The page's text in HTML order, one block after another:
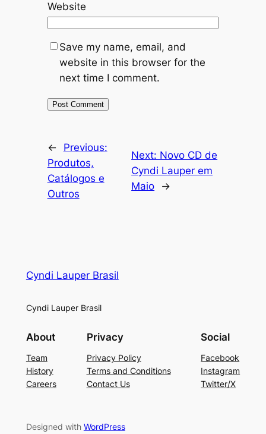
Website
Save my name, email, and
website in this browser for the
next time I comment.
←
Previous:
Produtos,
Catálogos e
Outros
Next: Novo CD de
Cyndi Lauper em
Maio
→
Cyndi Lauper Brasil
Cyndi Lauper Brasil
About
Team
History
Careers
Privacy
Privacy Policy
Terms and Conditions
Contact Us
Social
Facebook
Instagram
Twitter/X
Designed with WordPress